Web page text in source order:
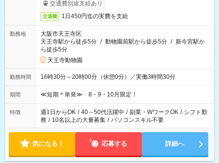
交通費別途支給あり
交通費 1日450円迄の実費を支給
勤務地
大阪市天王寺区
天王寺駅から徒歩5分 / 動物園前駅から徒歩5分 / 新今宮駅か
ら徒歩5分
天王寺動物園
勤務時間 16時30分～20時00分（休憩0分）／実働3時間30分
期間 ≪短期＊単発≫ 8・9・10月限定！
特徴 週1日からOK / 40～50代活躍中 / 副業・WワークOK / シフト勤
務 / 10名以上の大量募集 / パソコンスキル不要
気になる！ 応募する 詳細へ